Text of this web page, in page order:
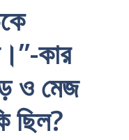
কার
ও মেজ
ছিল?